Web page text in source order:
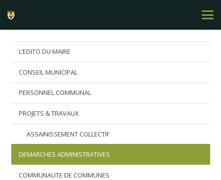
L’EDITO DU MAIRE
CONSEIL MUNICIPAL
PERSONNEL COMMUNAL
PROJETS & TRAVAUX
ASSAINISSEMENT COLLECTIF
DEMARCHES ADMINISTRATIVES
COMMUNAUTE DE COMMUNES